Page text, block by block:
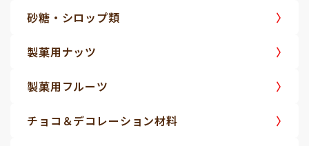
砂糖・シロップ類
製菓用ナッツ
製菓用フルーツ
チョコ＆デコレーション材料